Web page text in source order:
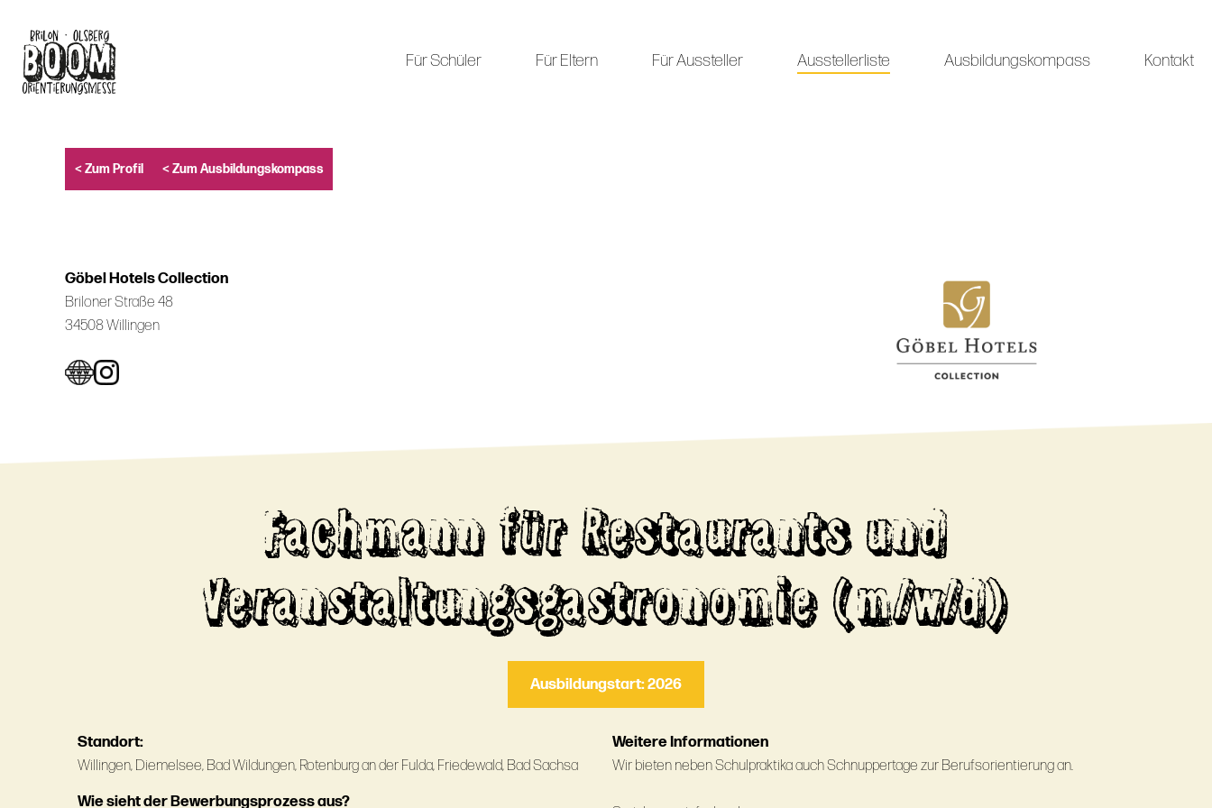
content
Für Schüler Für Eltern Für Aussteller Ausstellerliste Ausbildungskompass Kontakt
< Zum Profil < Zum Ausbildungskompass
Göbel Hotels Collection
Briloner Straße 48
34508 Willingen
Fachmann für Restaurants und
Veranstaltungsgastronomie (m/w/d)
Ausbildungstart: 2026
Standort:
Willingen, Diemelsee, Bad Wildungen, Rotenburg an der Fulda, Friedewald, Bad Sachsa
Wie sieht der Bewerbungsprozess aus?
Weitere Informationen
Wir bieten neben Schulpraktika auch Schnuppertage zur Berufsorientierung an.